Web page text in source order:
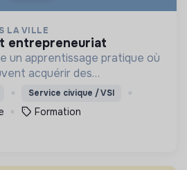
LA VILLE
entrepreneuriat
un apprentissage pratique où
acquérir des
renforcer leurs
d'un accompagnement
Service civique / VSI
Formation